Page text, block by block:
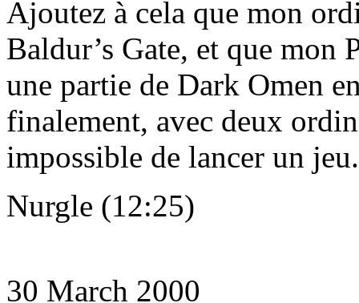
Ajoutez à cela que mon
Baldur’s Gate, et que mon
une partie de Dark Omen
finalement, avec deux
impossible de lancer un
Nurgle (12:25)
30 March 2000